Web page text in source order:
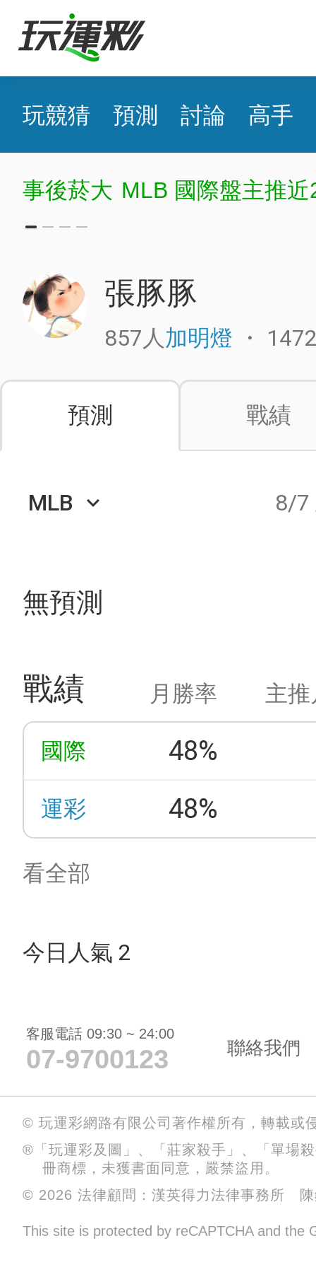
玩競猜 預測 討論 高手
事後菸大 MLB 國際盤主推
張豚豚
857人加明燈 ・
預測 戰績
MLB keyboard_arrow_down 8/7
無預測
戰績 月勝率 主
國際 48%
運彩 48%
看全部
今日人氣 2
客服電話 09:30 ~ 24:00
07-9700123 聯絡我們
© 玩運彩網路有限公司著作權所有，轉載或
®「玩運彩及圖」、「莊家殺手」、「單場
冊商標，未獲書面同意，嚴禁盜用。
© 2026 法律顧問：漢英得力法律事務所 陳
This site is protected by reCAPTCHA and the